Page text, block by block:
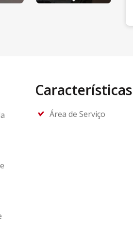
Características
Área de Serviço